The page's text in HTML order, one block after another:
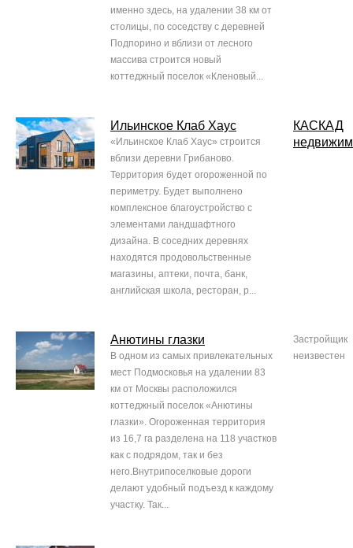
именно здесь, на удалении 38 км от
столицы, по соседству с деревней
Подпорино и вблизи от лесного
массива строится новый
коттеджный поселок «Кленовый...
Ильинское Клаб Хаус
«Ильинское Клаб Хаус» строится
вблизи деревни Грибаново.
Территория будет огороженной по
периметру. Будет выполнено
комплексное благоустройство с
элементами ландшафтного
дизайна. В соседних деревнях
находятся продовольственные
магазины, аптеки, почта, банк,
английская школа, ресторан, р...
КАСКАД
Анютины глазки
В одном из самых привлекательных
мест Подмосковья на удалении 83
км от Москвы расположился
коттеджный поселок «Анютины
глазки». Огороженная территория
из 16,7 га разделена на 118 участков
как с подрядом, так и без
него.Внутрипоселковые дороги
делают удобный подъезд к каждому
участку. Так...
Застройщик
неизвестен